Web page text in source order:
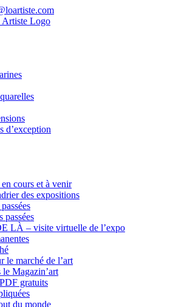
d’exception
cours et à venir
des expositions
passées
LÀ – visite virtuelle de l’expo
le marché de l’art
Magazin’art
gratuits
du monde